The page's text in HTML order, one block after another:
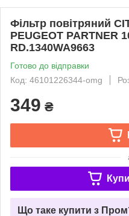
Фільтр повітряний
PEUGEOT PARTNER
RD.1340WA9663
Готово до відправки
Код: 46101226344-omg
349 ₴
Що таке купити з